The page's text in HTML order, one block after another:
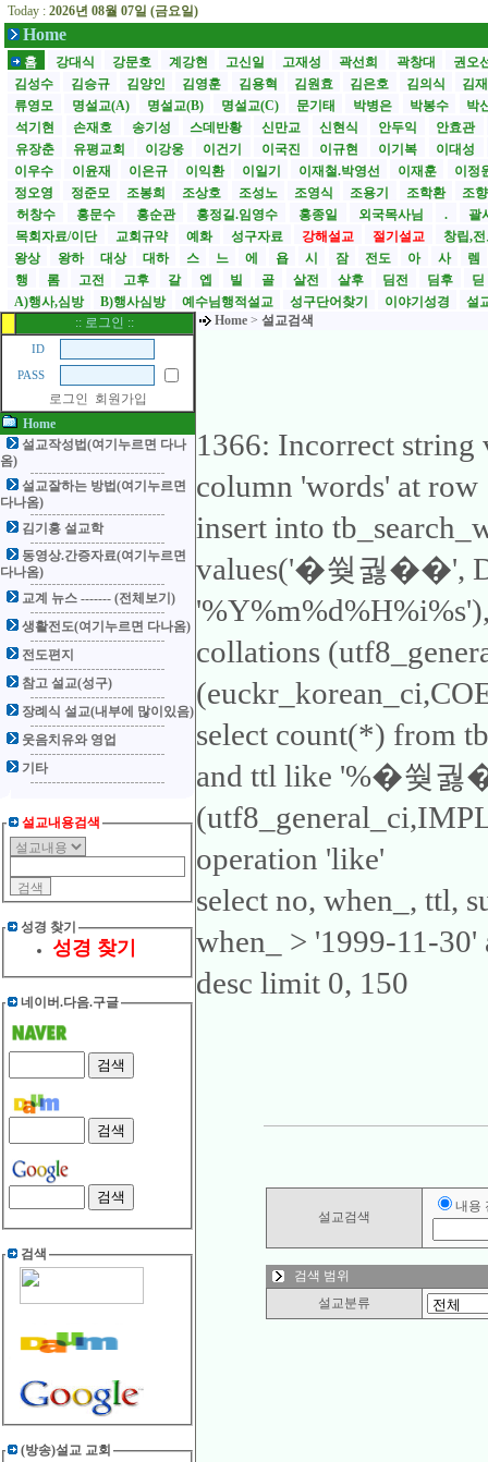
Today : 2026년 08월 07일 (금요일)
Home
홈 강대식 강문호 계강현 고신일 고재성 곽선희 곽창대
권오
김성수
김승규 김양인 김영훈 김용혁 김원효 김은호 김의식
김
류영모
명설교(A) 명설교(B) 명설교(C) 문기태 박병은 박봉수
박
석기현
손재호 송기성 스데반황 신만교 신현식 안두익
안효관
유장춘
유평교회 이강웅 이건기 이국진 이규현 이기복
이대성
이우수
이윤재 이은규 이익환 이일기 이재철.박영선 이재훈
이정
정오영
정준모 조봉희 조상호 조성노 조영식 조용기 조학환
조
허창수
홍문수 홍순관 홍정길.임영수 홍종일 외국목사님 .
괄
목회자료/이단
교회규약 예화 성구자료 강해설교 절기설교
창립,
왕상
왕하 대상 대하 스 느 에 욥 시 잠 전도 아 사
렘
행
롬 고전 고후 갈 엡 빌 골 살전 살후 딤전 딤후
딛
A)행사,심방
B)행사심방 예수님행적설교 성구단어찾기 이야기성경
설
:: 로그인 ::
ID
PASS
로그인
회원가입
Home
설교작성법(여기누르면 다나
옴)
설교잘하는 방법(여기누르면
다나옴)
김기홍 설교학
동영상.간증자료(여기누르면
다나옴)
교계 뉴스 ------- (전체보기)
생활전도(여기누르면 다나옴)
전도편지
참고 설교(성구)
장례식 설교(내부에 많이있음)
웃음치유와 영업
기타
설교내용검색
성경 찾기
성경 찾기
네이버.다음.구글
검색
(방송)설교 교회
Home > 설교검색
1366: Incorrect
column 'words' at row
insert into
values('�쒖궗��',
collations
select count(*) from
and ttl like '%�쒖궗
operation 'like'
select no, when_, ttl,
when_ > '1999-11-
desc limit 0, 150
설교검색
내용
검색 범위
설교분류